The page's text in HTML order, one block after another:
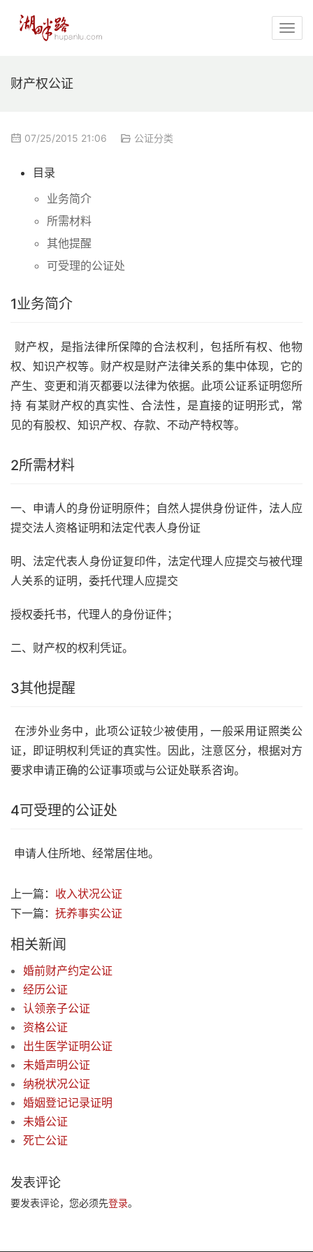
财产权公证
07/25/2015 21:06 公证分类
目录
业务简介
所需材料
其他提醒
可受理的公证处
1业务简介
财产权，是指法律所保障的合法权利，包括所有权、他物
权、知识产权等。财产权是财产法律关系的集中体现，它的
产生、变更和消灭都要以法律为依据。此项公证系证明您所
持 有某财产权的真实性、合法性，是直接的证明形式，常
见的有股权、知识产权、存款、不动产特权等。
2所需材料
一、申请人的身份证明原件；自然人提供身份证件，法人应
提交法人资格证明和法定代表人身份证
明、法定代表人身份证复印件，法定代理人应提交与被代理
人关系的证明，委托代理人应提交
授权委托书，代理人的身份证件；
二、财产权的权利凭证。
3其他提醒
在涉外业务中，此项公证较少被使用，一般采用证照类公
证，即证明权利凭证的真实性。因此，注意区分，根据对方
要求申请正确的公证事项或与公证处联系咨询。
4可受理的公证处
申请人住所地、经常居住地。
上一篇： 收入状况公证
下一篇： 抚养事实公证
相关新闻
婚前财产约定公证
经历公证
认领亲子公证
资格公证
出生医学证明公证
未婚声明公证
纳税状况公证
婚姻登记记录证明
未婚公证
死亡公证
发表评论
要发表评论，您必须先登录。